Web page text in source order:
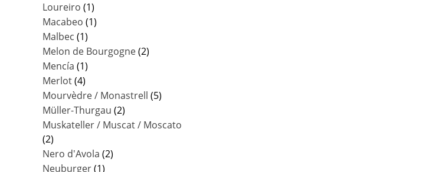
Loureiro (1)
Macabeo (1)
Malbec (1)
Melon de Bourgogne(2)
Mencía (1)
Merlot(4)
Mourvèdre / Monastrell (5)
Müller-Thurgau (2)
Muskateller / Muscat / Moscato
(2)
Nero d'Avola (2)
Neuburger(1)